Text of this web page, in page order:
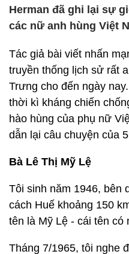
Herman đã ghi lại sự
các nữ anh hùng Việt
Tác giả bài viết nhấn
truyền thống lịch sử rất
Trưng cho đến ngày
thời kì kháng chiến
hào hùng của phụ nữ
dẫn lại câu chuyện của
Bà Lê Thị Mỹ Lệ
Tôi sinh năm 1946, bên
cách Huế khoảng 150
tên là Mỹ Lệ - cái tên có
Tháng 7/1965, tôi nghe